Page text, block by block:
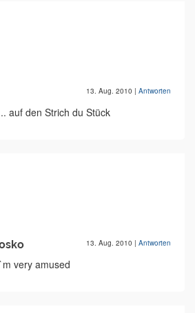
13. Aug. 2010 | Antworten
auf den Strich du Stück
13. Aug. 2010 | Antworten
very amused